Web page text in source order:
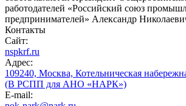
работодателей «Российский союз
предпринимателей» Александр
Контакты
Сайт:
nspkrf.ru
Адрес:
109240, Москва, Котельническая
(В РСПП для АНО «НАРК»)
E-mail: